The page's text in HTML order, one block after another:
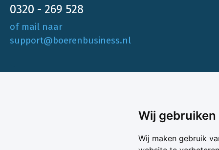
Wij
Wij maken gebruik
0320 - 269 528
of mail naar
support@boerenbusiness.nl
Boerenbusiness is je partner op het gebied
Ons
Melk &